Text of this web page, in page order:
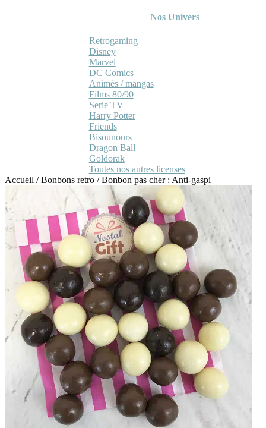
Nos Univers
Retrogaming
Disney
Marvel
DC Comics
Animés / mangas
Films 80/90
Serie TV
Harry Potter
Friends
Bisounours
Dragon Ball
Goldorak
Toutes nos autres licenses
Accueil /Bonbons retro /Bonbon pas cher : Anti-gaspi